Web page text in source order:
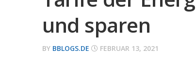
und sparen
BY BBLOGS.DE FEBRUAR 13, 2021